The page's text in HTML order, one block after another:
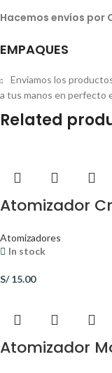
Hacemos envíos por
EMPAQUES
Enviamos los
a tus manos en perfecto
Related
Atomizador
Atomizadores
In stock
S/15.00
Atomizador